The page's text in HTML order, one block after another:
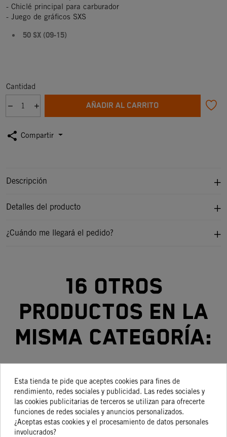
- Chiclé principal para carburador
- Juego de gráficos SXS
50 SX (09-15)
Cantidad
AÑADIR AL CARRITO
share Compartir
Descripción
Detalles del producto
¿Cuándo me llegará el pedido?
16 otros
productos en la
misma categoría:
-15%
TAPA
ENCENDIDO
-15%
DISCO
DE
-15%
SILENCIADOR
FACTORY
-15%
DISCO
DE
Esta tienda te pide que aceptes cookies para fines de
rendimiento, redes sociales y publicidad. Las redes sociales y
las cookies publicitarias de terceros se utilizan para ofrecerte
funciones de redes sociales y anuncios personalizados.
¿Aceptas estas cookies y el procesamiento de datos personales
involucrados?